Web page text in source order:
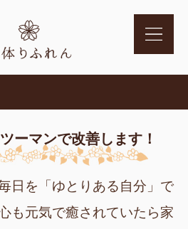
ーマンで改善します！
日を「ゆとりある自分」で
も元気で癒されていたら家